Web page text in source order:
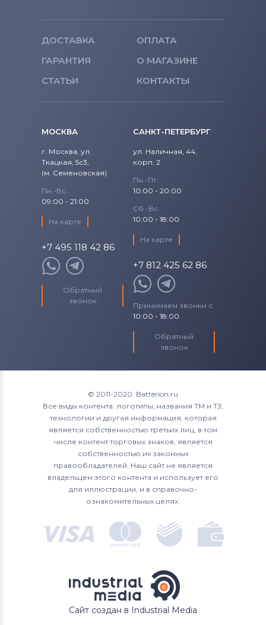
ДОСТАВКА
ОПЛАТА
ГАРАНТИЯ
О МАГАЗИНЕ
СТАТЬИ
КОНТАКТЫ
МОСКВА
г. Москва, ул.
Ткацкая, 5с3,
(м. Семеновская)
Пн.-Вс.
09:00 - 21:00
На карте
+7 495 118 42 86
Обратный
звонок
САНКТ-ПЕТЕРБУРГ
ул. Наличная, 44,
корп. 2
Пн.-Пт.
10:00 - 20:00
Сб.-Вс.
10:00 - 18:00
На карте
+7 812 425 62 86
Принимаем звонки с
10:00 - 18:00
Обратный
звонок
© 2011-2020. Batterion.ru
Все виды контента: логотипы, названия ТМ и ТЗ,
технологии и другая информация, которая
является собственностью третьих лиц, в том
числе контент торговых знаков, является
собственностью их законных
правообладателей. Наш сайт не является
владельцем этого контента и использует его
для иллюстрации, и в справочно-
ознакомительных целях.
Сайт создан в Industrial Media